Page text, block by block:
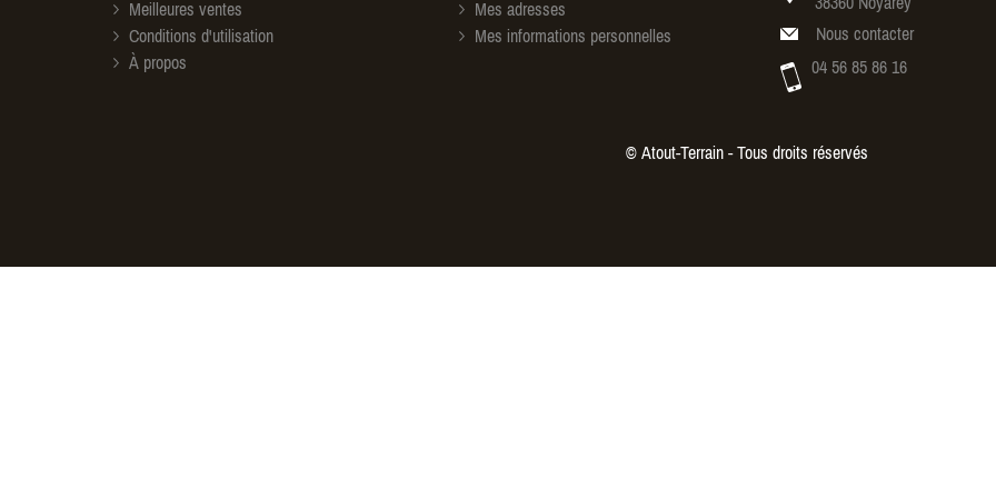
Meilleures ventes
Conditions d'utilisation
À propos
Mes adresses
Mes informations personnelles
Nous contacter
04 56 85 86 16
© Atout-Terrain - Tous droits réservés